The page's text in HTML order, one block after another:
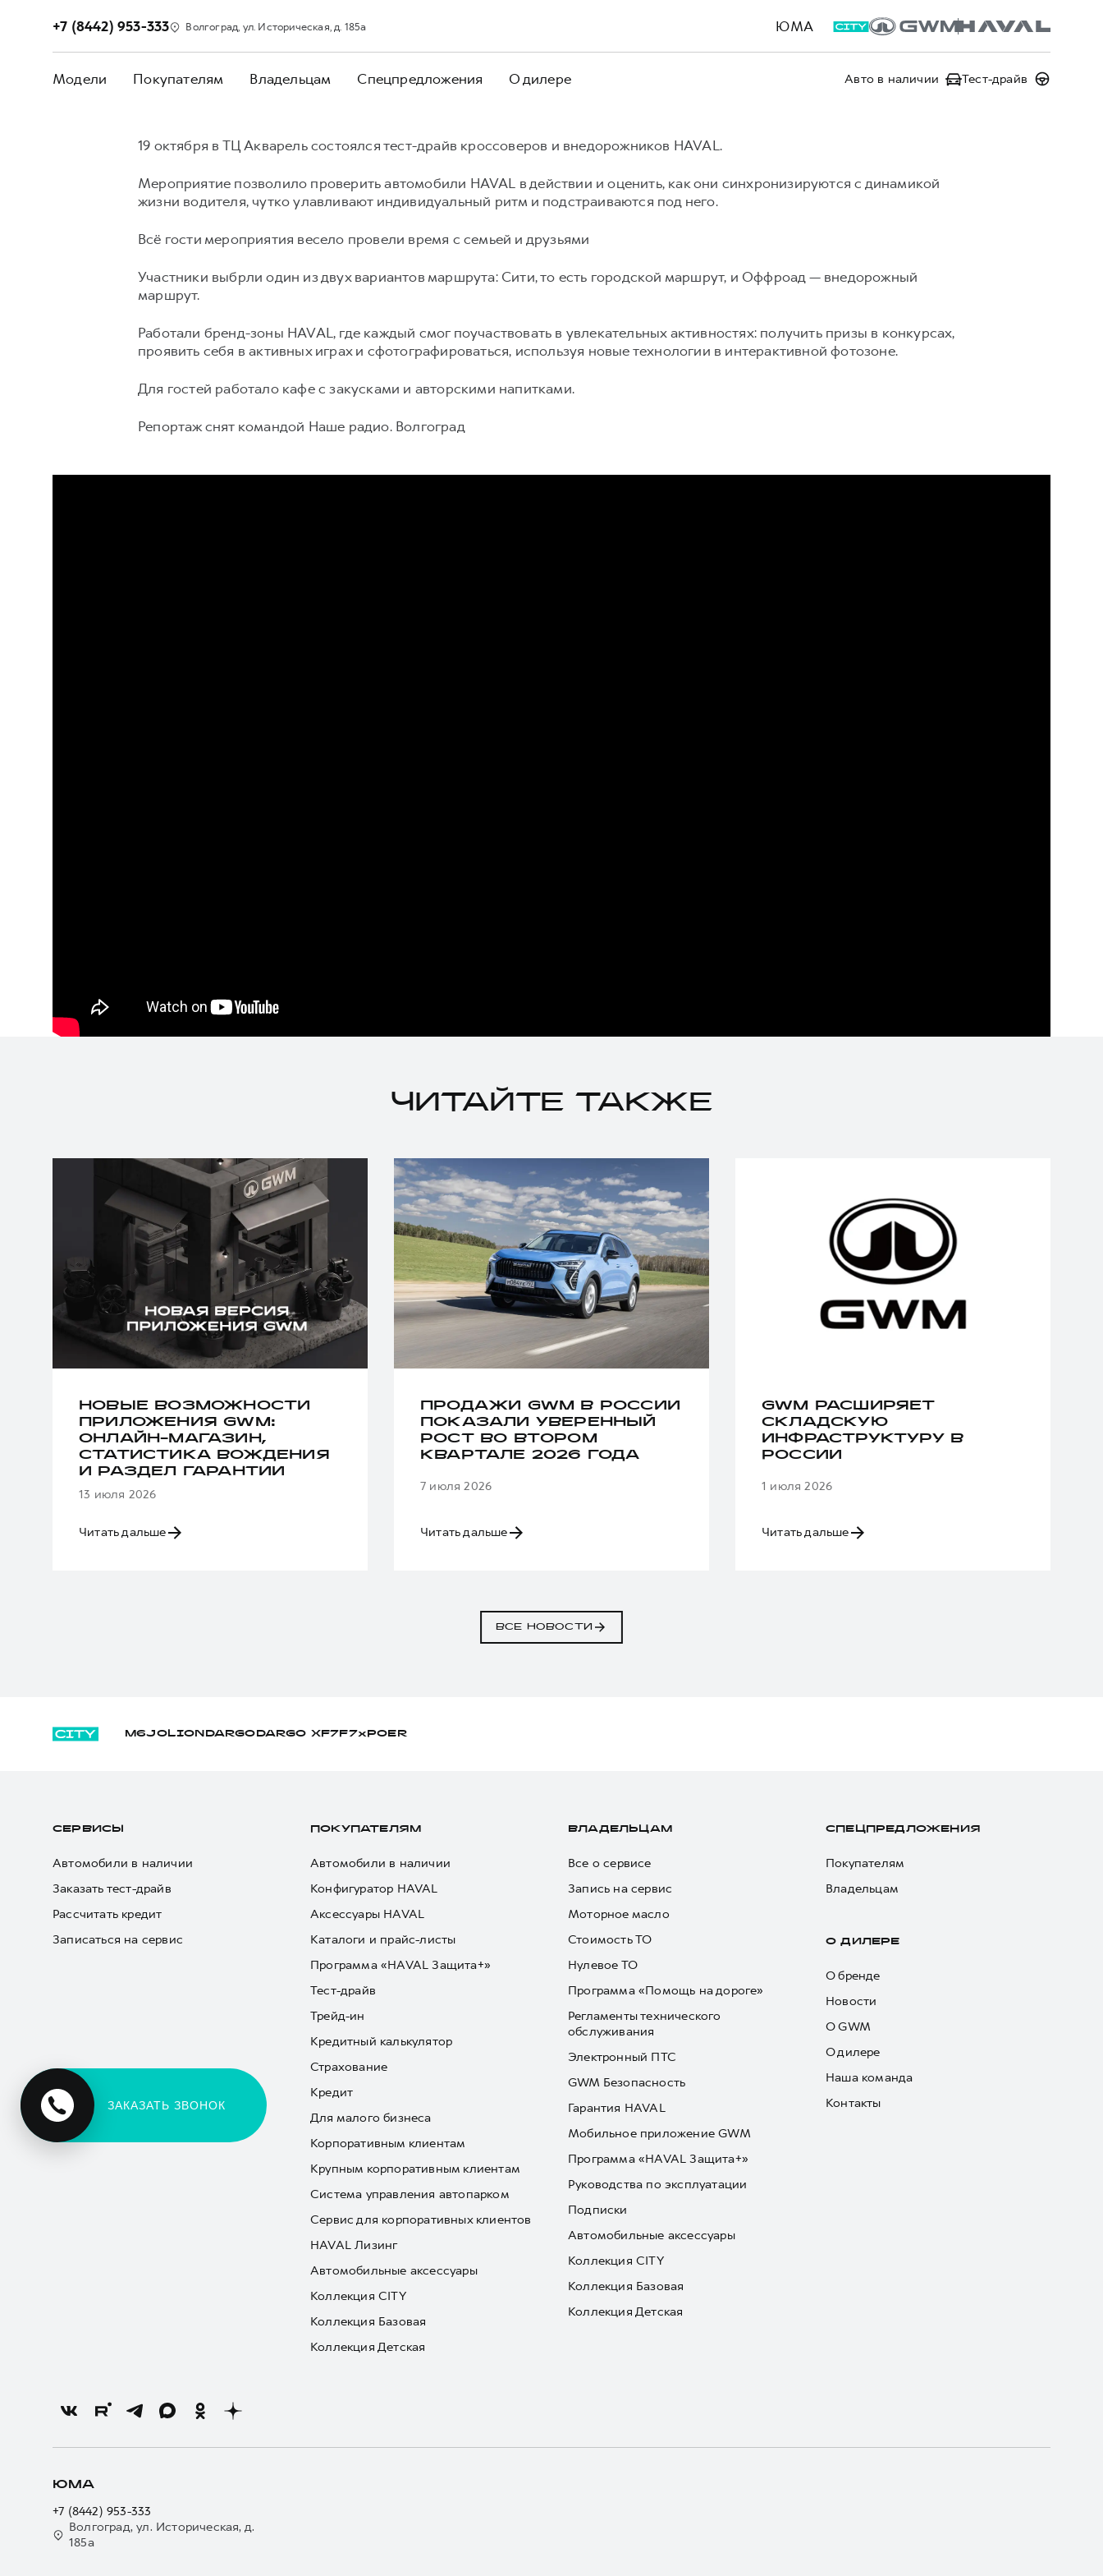
ЮМА
+7 (8442) 953-333 Волгоград, ул. Историческая, д. 185а
Модели Покупателям Владельцам Спецпредложения О дилере Авто в наличии Тест-драйв
19 октября в ТЦ Акварель состоялся тест-драйв кроссоверов и внедорожников HAVAL.
Мероприятие позволило проверить автомобили HAVAL в действии и оценить, как они синхронизируются с динамикой
жизни водителя, чутко улавливают индивидуальный ритм и подстраиваются под него.
Всё гости мероприятия весело провели время с семьей и друзьями
Участники выбрли один из двух вариантов маршрута: Cити, то есть городской маршрут, и Оффроад — внедорожный
маршрут.
Работали бренд-зоны HAVAL, где каждый смог поучаствовать в увлекательных активностях: получить призы в конкурсах,
проявить себя в активных играх и сфотографироваться, используя новые технологии в интерактивной фотозоне.
Для гостей работало кафе с закусками и авторскими напитками.
Репортаж снят командой Наше радио. Волгоград
ЧИТАЙТЕ ТАКЖЕ
НОВЫЕ ВОЗМОЖНОСТИ
ПРИЛОЖЕНИЯ GWM:
ОНЛАЙН-МАГАЗИН,
СТАТИСТИКА ВОЖДЕНИЯ
И РАЗДЕЛ ГАРАНТИИ
13 июля 2026
Читать дальше
ПРОДАЖИ GWM В РОССИИ
ПОКАЗАЛИ УВЕРЕННЫЙ
РОСТ ВО ВТОРОМ
КВАРТАЛЕ 2026 ГОДА
7 июля 2026
Читать дальше
GWM РАСШИРЯЕТ
СКЛАДСКУЮ
ИНФРАСТРУКТУРУ В
РОССИИ
1 июля 2026
Читать дальше
ВСЕ НОВОСТИ
M6JOLION DARGO DARGO Х F7 F7x POER
СЕРВИСЫ
Автомобили в наличии
Заказать тест-драйв
Рассчитать кредит
Записаться на сервис
ПОКУПАТЕЛЯМ
Автомобили в наличии
Конфигуратор HAVAL
Аксессуары HAVAL
Каталоги и прайс-листы
Программа «HAVAL Защита+»
Тест-драйв
Трейд-ин
Кредитный калькулятор
Страхование
Кредит
Для малого бизнеса
Корпоративным клиентам
Крупным корпоративным клиентам
Система управления автопарком
Сервис для корпоративных клиентов
HAVAL Лизинг
Автомобильные аксессуары
Коллекция CITY
Коллекция Базовая
Коллекция Детская
ВЛАДЕЛЬЦАМ
Все о сервисе
Запись на сервис
Моторное масло
Стоимость ТО
Нулевое ТО
Программа «Помощь на дороге»
Регламенты технического
обслуживания
Электронный ПТС
GWM Безопасность
Гарантия HAVAL
Мобильное приложение GWM
Программа «HAVAL Защита+»
Руководства по эксплуатации
Подписки
Автомобильные аксессуары
Коллекция CITY
Коллекция Базовая
Коллекция Детская
СПЕЦПРЕДЛОЖЕНИЯ
Покупателям
Владельцам
О ДИЛЕРЕ
О бренде
Новости
О GWM
О дилере
Наша команда
Контакты
ЮМА
+7 (8442) 953-333
Волгоград, ул. Историческая, д.
185а
ЗАКАЗАТЬ ЗВОНОК